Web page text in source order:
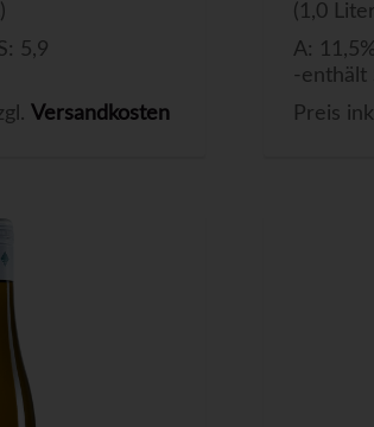
5,9
Versandkosten
(1,0
A:
-enthält
Preis